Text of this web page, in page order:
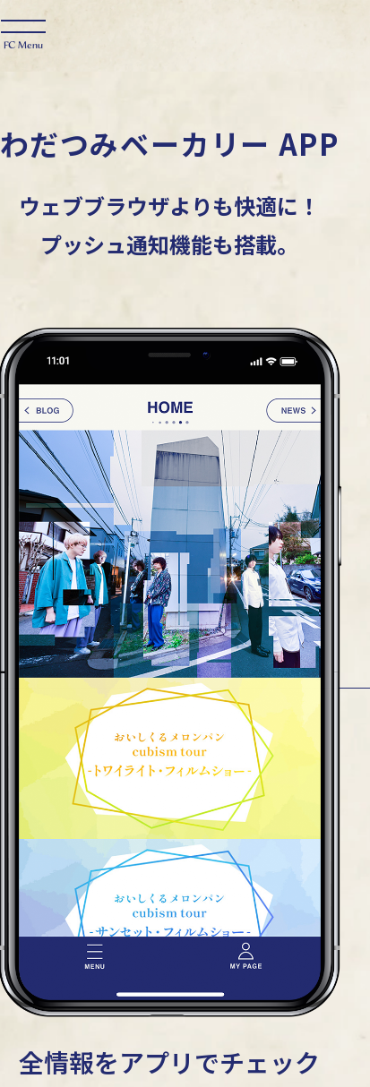
わだつみベーカリー APP
ウェブブラウザよりも快適に！
プッシュ通知機能も搭載。
全情報をアプリでチェック